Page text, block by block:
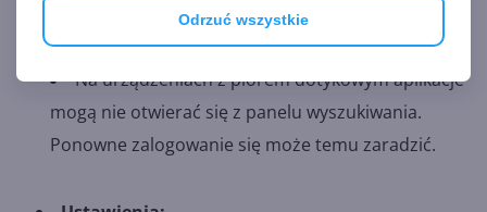
Odrzuć wszystkie
i nie pokazywać żadnej zawartości poniżej pola
wyszukiwania.
Na urządzeniach z piórem dotykowym aplikacje
mogą nie otwierać się z panelu wyszukiwania.
Ponowne zalogowanie się może temu zaradzić.